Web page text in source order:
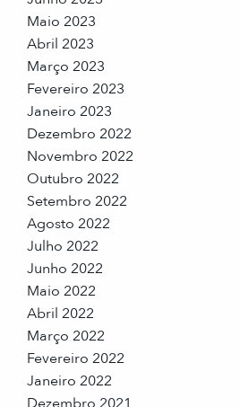
Maio 2023
Abril 2023
Março 2023
Fevereiro 2023
Janeiro 2023
Dezembro 2022
Novembro 2022
Outubro 2022
Setembro 2022
Agosto 2022
Julho 2022
Junho 2022
Maio 2022
Abril 2022
Março 2022
Fevereiro 2022
Janeiro 2022
Dezembro 2021